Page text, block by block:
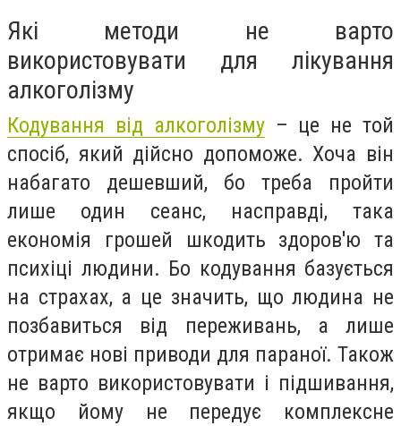
Які методи не варто
використовувати для лікування
алкоголізму
Кодування від алкоголізму– це не той
спосіб, який дійсно допоможе. Хоча він
набагато дешевший, бо треба пройти
лише один сеанс, насправді, така
економія грошей шкодить здоров'ю та
психіці людини. Бо кодування базується
на страхах, а це значить, що людина не
позбавиться від переживань, а лише
отримає нові приводи для параної. Також
не варто використовувати і підшивання,
якщо йому не передує комплексне